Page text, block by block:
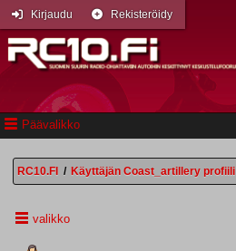
Päävalikko
Kirjaudu Rekisteröidy
RC10.FI / Käyttäjän Coast_artillery profiili
valikko